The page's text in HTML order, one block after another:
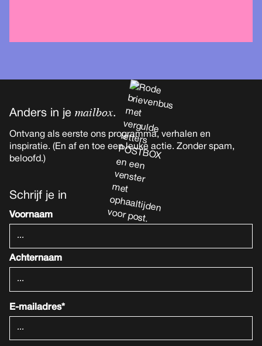
Anders in je mailbox.
Ontvang als eerste ons programma, verhalen en
inspiratie. (En af en toe een leuke actie. Zonder spam,
beloofd.)
Schrijf je in
Voornaam
Achternaam
E-mailadres*